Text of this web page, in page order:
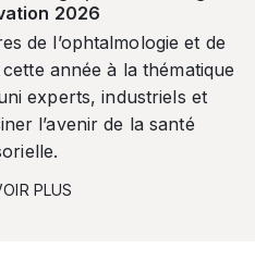
2026
de l’ophtalmologie et de
année à la thématique
experts, industriels et
l’avenir de la santé
PLUS